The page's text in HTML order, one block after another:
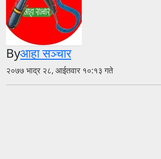
Byआहा सञ्चार
२०७७ भाद्र २८, आईतवार १०:१३ गते